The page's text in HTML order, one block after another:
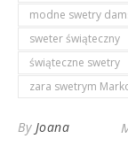
modne swetry
sweter świąteczny
świąteczne swetry
zara swetrym
By Joana